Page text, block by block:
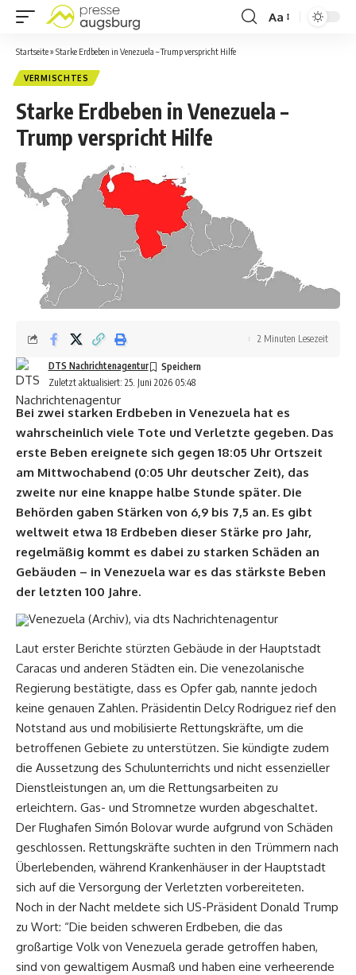
Aa
Startseite» Starke Erdbeben in Venezuela – Trump verspricht Hilfe
VERMISCHTES
Starke Erdbeben in Venezuela –
Trump verspricht Hilfe
Zuletzt aktualisiert: 25. Juni 2026 05:48
DTS Nachrichtenagentur
2 Minuten Lesezeit
Bei zwei starken Erdbeben in Venezuela hat es
wahrscheinlich viele Tote und Verletzte gegeben. Das
erste Beben ereignete sich gegen 18:05 Uhr Ortszeit
am Mittwochabend (0:05 Uhr deutscher Zeit), das
zweite nur eine knappe halbe Stunde später. Die
Behörden gaben Stärken von 6,9 bis 7,5 an. Es gibt
weltweit etwa 18 Erdbeben dieser Stärke pro Jahr,
regelmäßig kommt es dabei zu starken Schäden an
Gebäuden – in Venezuela war es das stärkste Beben
der letzten 100 Jahre.
Venezuela (Archiv), via dts Nachrichtenagentur
Laut erster Berichte stürzten Gebäude in der Hauptstadt
Caracas und anderen Städten ein. Die venezolanische
Regierung bestätigte, dass es Opfer gab, nannte jedoch
keine genauen Zahlen. Präsidentin Delcy Rodriguez rief den
Notstand aus und mobilisierte Rettungskräfte, um die
betroffenen Gebiete zu unterstützen. Sie kündigte zudem
die Aussetzung des Schulunterrichts und nicht essenzieller
Dienstleistungen an, um die Rettungsarbeiten zu
erleichtern. Gas- und Stromnetze wurden abgeschaltet.
Der Flughafen Simón Bolovar wurde aufgrund von Schäden
geschlossen. Rettungskräfte suchten in den Trümmern nach
Überlebenden, während Krankenhäuser in der Hauptstadt
sich auf die Versorgung der Verletzten vorbereiteten.
Noch in der Nacht meldete sich US-Präsident Donald Trump
zu Wort: “Die beiden schweren Erdbeben, die das
großartige Volk von Venezuela gerade getroffen haben,
sind von gewaltigem Ausmaß und haben eine verheerende